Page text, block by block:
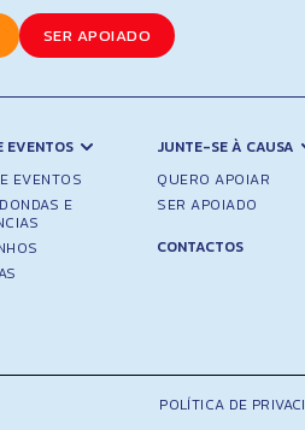
SER APOIADO
EVENTOS
EVENTOS
E
JUNTE-SE À CAUSA
QUERO APOIAR
SER APOIADO
CONTACTOS
POLÍTICA DE